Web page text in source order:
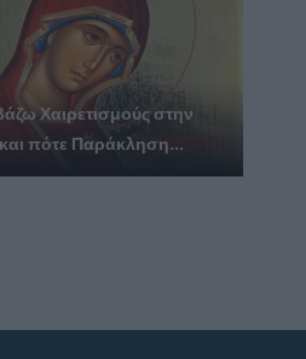
Χαιρετισμούς στην
πότε Παράκληση...